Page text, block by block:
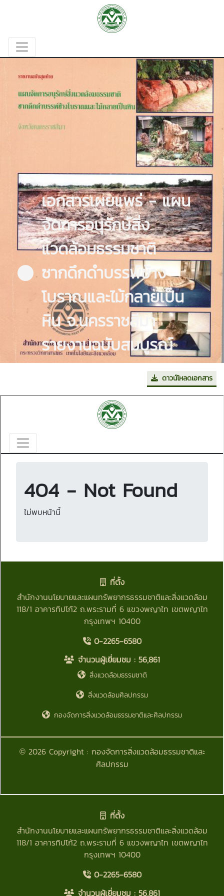
เอกสารเผยแพร่ - แผน
จัดการอนุรักษ์สิ่ง
แวดล้อมธรรมชาติ
ซากดึกดำบรรพ์ช้าง
โบราณและไม้กลายเป็น
หิน จ.นครราชสีมา
รายงานฉบับสมบูรณ์
ดาวน์โหลดเอกสาร
ที่ตั้ง
สำนักงานนโยบายและแผนทรัพยากรธรรมชาติและสิ่งแวดล้อม
118/1 อาคารทิปโก้2 ถ.พระรามที่ 6 แขวงพญาไท เขตพญาไท
กรุงเทพฯ 10400
0-2265-6580
จำนวนผู้เยี่ยมชม : 56,861